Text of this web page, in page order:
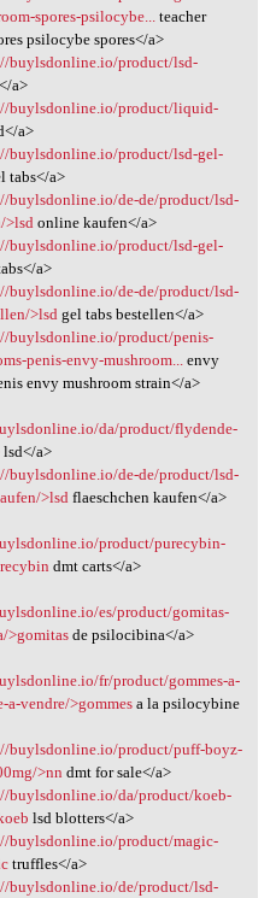
spores-psilocybe...
teacher
psilocybe spores</a>
buylsdonline.io/product/lsd-
a>
buylsdonline.io/product/liquid-
a>
buylsdonline.io/product/lsd-gel-
tabs</a>
buylsdonline.io/de-de/product/lsd-
>lsd online kaufen</a>
buylsdonline.io/product/lsd-gel-
a>
buylsdonline.io/de-de/product/lsd-
>lsd gel tabs bestellen</a>
buylsdonline.io/product/penis-
penis-envy-mushroom...
envy
envy mushroom strain</a>
da/product/flydende-
lsd</a>
buylsdonline.io/de-de/product/lsd-
>lsd flaeschchen kaufen</a>
product/purecybin-
dmt carts</a>
es/product/gomitas-
>gomitasde psilocibina</a>
fr/product/gommes-a-
vendre/>gommesa la psilocybine
buylsdonline.io/product/puff-boyz-
>nn dmt for sale</a>
buylsdonline.io/da/product/koeb-
lsd blotters</a>
buylsdonline.io/product/magic-
truffles</a>
buylsdonline.io/de/product/lsd-